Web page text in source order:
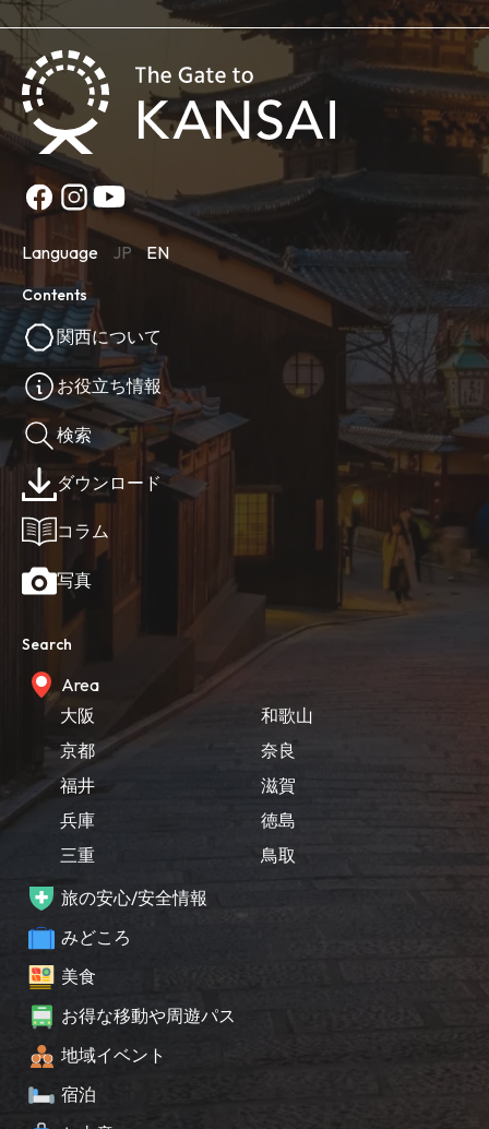
Language JP EN
Contents
関西について
お役立ち情報
検索
ダウンロード
コラム
写真
Search
Area
大阪
京都
福井
兵庫
三重
和歌山
奈良
滋賀
徳島
鳥取
旅の安心/安全情報
みどころ
美食
お得な移動や周遊パス
地域イベント
宿泊